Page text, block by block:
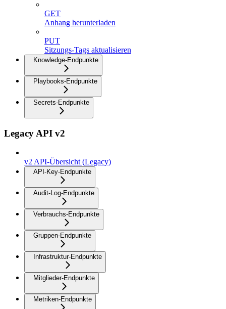
GET
Anhang herunterladen
PUT
Sitzungs-Tags aktualisieren
Knowledge-Endpunkte
Playbooks-Endpunkte
Secrets-Endpunkte
Legacy API v2
v2 API-Übersicht (Legacy)
API-Key-Endpunkte
Audit-Log-Endpunkte
Verbrauchs-Endpunkte
Gruppen-Endpunkte
Infrastruktur-Endpunkte
Mitglieder-Endpunkte
Metriken-Endpunkte